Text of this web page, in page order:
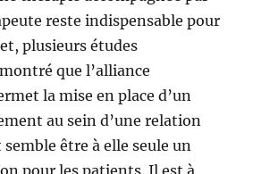
reste indispensable pour
plusieurs études
que l’alliance
la mise en place d’un
au sein d’une relation
être à elle seule un
pour les patients. Il est à